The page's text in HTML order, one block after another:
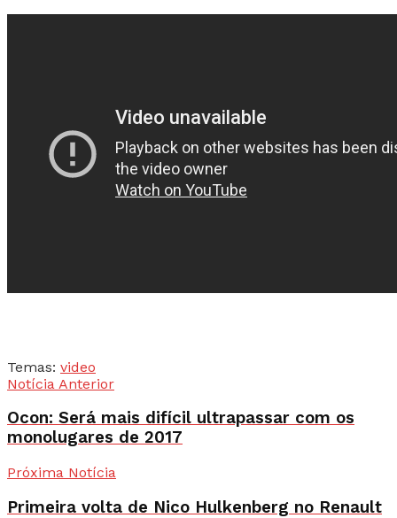
Temas: video
Notícia Anterior
Ocon: Será mais difícil ultrapassar com os
monolugares de 2017
Próxima Notícia
Primeira volta de Nico Hulkenberg no Renault